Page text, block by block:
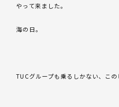
やって来ました。
海の日。
TUCグループも乗るしかない、この